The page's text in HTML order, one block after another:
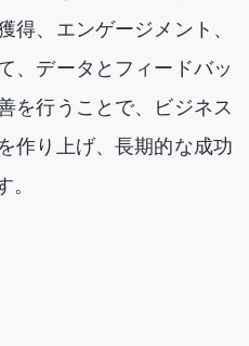
得、エンゲージメント、
、データとフィードバッ
を行うことで、ビジネス
作り上げ、長期的な成功